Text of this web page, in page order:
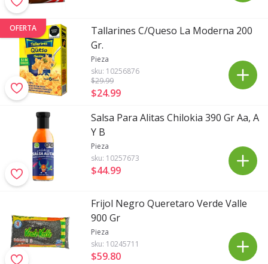
OFERTA
Tallarines C/Queso La Moderna 200
Gr.
Pieza
sku: 10256876
$29.99
$24.99
Salsa Para Alitas Chilokia 390 Gr Aa, A
Y B
Pieza
sku: 10257673
$44.99
Frijol Negro Queretaro Verde Valle
900 Gr
Pieza
sku: 10245711
$59.80